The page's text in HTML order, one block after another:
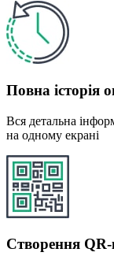
Повна історія
Вся детальна
на одному екрані
Створення QR-